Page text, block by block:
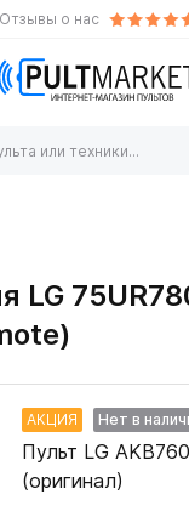
Отзывы о нас
LG
АКЦИЯ Нет в
Пульт LG
(оригинал)